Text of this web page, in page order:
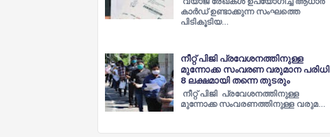
കാർഡ് ഉണ്ടാക്കുന്ന സംഘത്തെ
പിടികൂടിയ…
നീറ്റ് പിജി പ്രവേശനത്തിനുള്ള
മുന്നോക്ക സംവരണ വരുമാന പരിധി
8 ലക്ഷമായി തന്നെ തുടരും
നീറ്റ് പിജി പ്രവേശനത്തിനുള്ള
മുന്നോക്ക സംവരണത്തിനുള്ള വരുമ…